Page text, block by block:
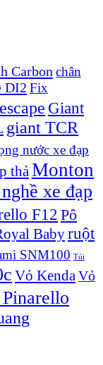
Carbon chân
DI2 Fix
Giant
giant TCR
nước xe đạp
thả Monton
xe đạp
F12 Pô
Babyruột
SNM100 Túi
Vỏ Kenda Vỏ